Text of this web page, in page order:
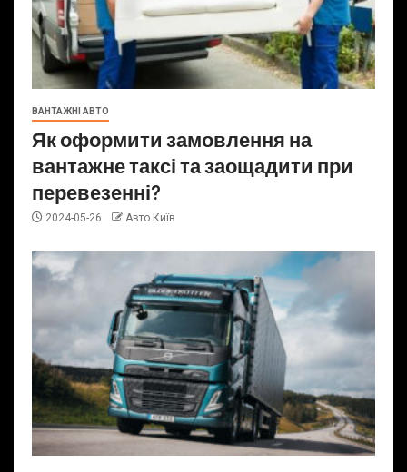
ВАНТАЖНІ АВТО
Як оформити замовлення на
вантажне таксі та заощадити при
перевезенні?
2024-05-26 Авто Київ